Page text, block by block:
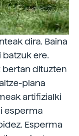
dira. Baina
ere.
bertan dituzten
plana
artifizialki
esperma
Esperma